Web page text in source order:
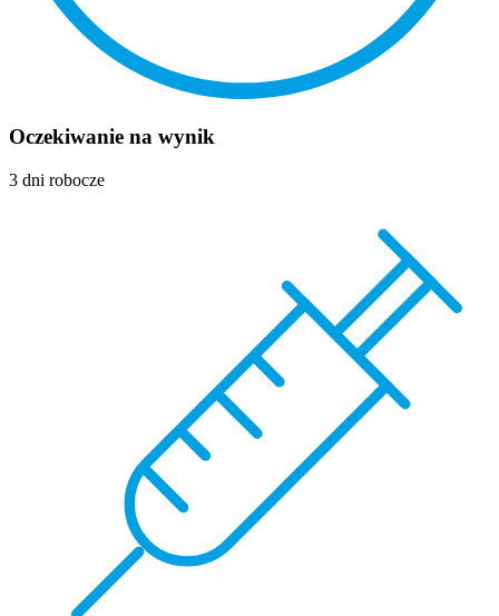
Oczekiwanie na wynik
3 dni robocze